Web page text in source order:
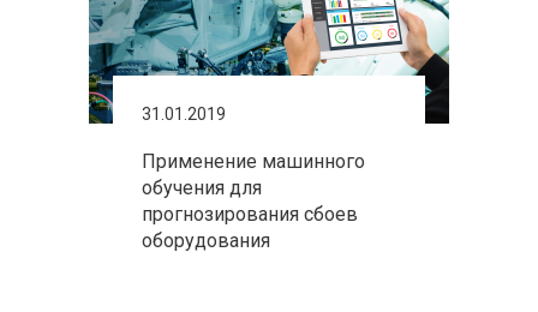
31.01.2019
Применение машинного
обучения для
прогнозирования сбоев
оборудования